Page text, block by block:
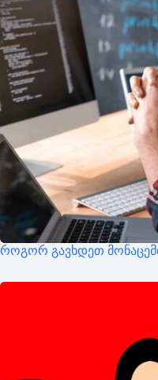
როგორ გავხდეთ